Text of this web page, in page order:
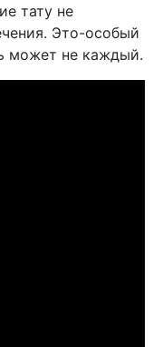
тату не
Это-особый
может не каждый.